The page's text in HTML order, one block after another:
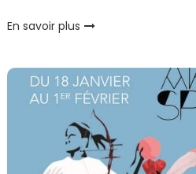
En savoir plus